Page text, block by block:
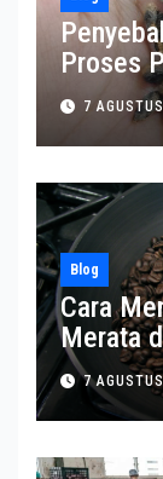
Proses
7
Blog
Cara
Merata
7